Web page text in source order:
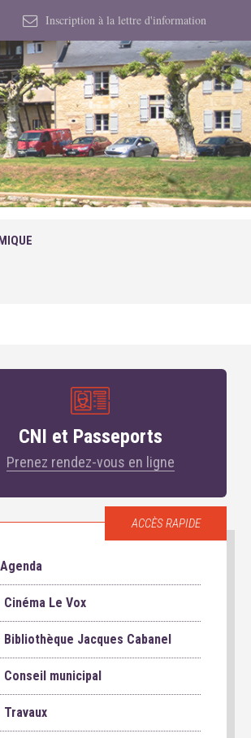
Inscription à la lettre d'information
CNI et Passeports
Prenez rendez-vous en ligne
ACCÈS RAPIDE
Agenda
Cinéma Le Vox
Bibliothèque Jacques Cabanel
Conseil municipal
Travaux